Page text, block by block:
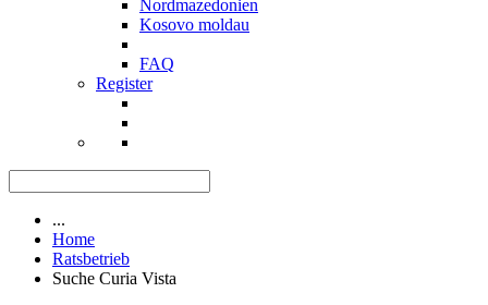
Nordmazedonien
Kosovo moldau
FAQ
Register
...
Home
Ratsbetrieb
Suche Curia Vista